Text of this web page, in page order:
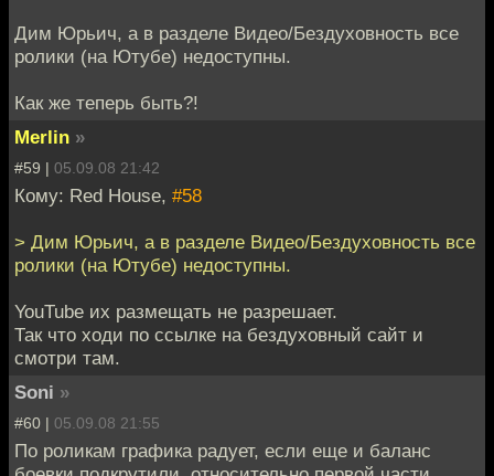
Дим Юрьич, а в разделе Видео/Бездуховность все
ролики (на Ютубе) недоступны.
Как же теперь быть?!
Merlin »
#59 | 05.09.08 21:42
Кому: Red House, #58
> Дим Юрьич, а в разделе Видео/Бездуховность все
ролики (на Ютубе) недоступны.
YouTube их размещать не разрешает.
Так что ходи по ссылке на бездуховный сайт и
смотри там.
Soni »
#60 | 05.09.08 21:55
По роликам графика радует, если еще и баланс